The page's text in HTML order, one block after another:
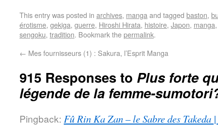
This entry was posted in archives, manga and tagged baston,
érotisme, gekiga, guerre, Hiroshi Hirata, histoire, Japon, manga
sengoku, tradition. Bookmark thepermalink.
← Mes fournisseurs (1) : Sakura, l’Esprit Manga
915 Responses to Plus forte
légende de la femme-
Pingback: Fû Rin Ka Zan – le Sabre des Takeda